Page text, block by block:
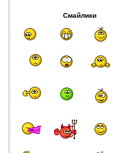
Смайлики